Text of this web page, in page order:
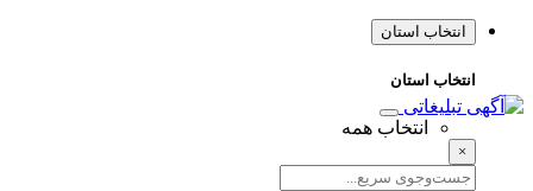
انتخاب استان
انتخاب استان
انتخاب همه
×